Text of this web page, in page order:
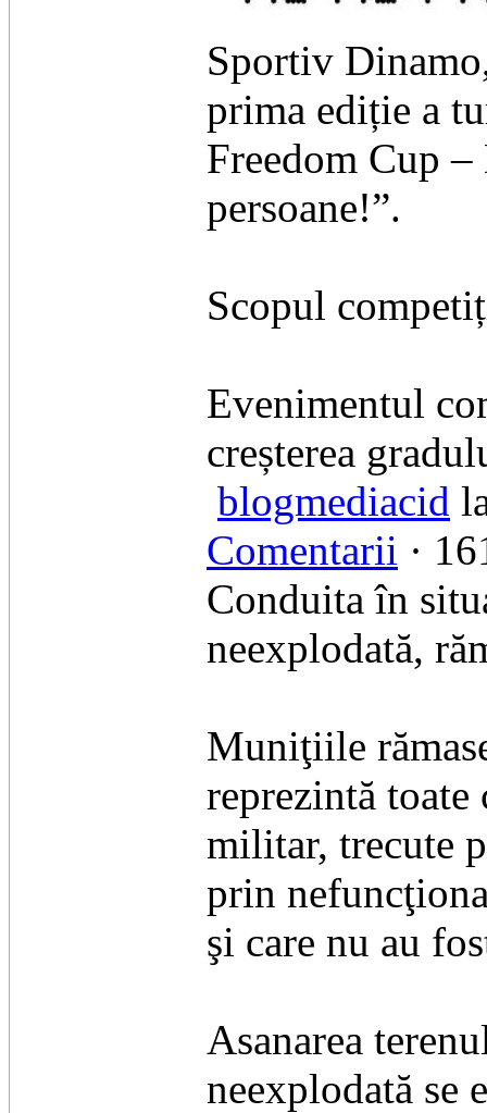
Sportiv
prima ediție a
Freedom Cup
persoane!”.
​Scopul
​Evenimentul
creșterea
blogmediacid
Comentarii ·
Conduita în
neexplodată,
Muniţiile
reprezintă
militar, trecute
prin
şi care nu au
Asanarea
neexplodată se